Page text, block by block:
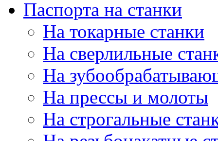
Паспорта на станки
На токарные станки
На сверлильные
На
На прессы и молоты
На строгальные